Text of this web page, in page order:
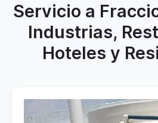
Servicio a
Industrias,
Hoteles y